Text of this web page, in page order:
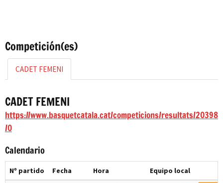
Competición(es)
CADET FEMENI
CADET FEMENI
https://www.basquetcatala.cat/competicions/resultats/20398
/0
Calendario
Nº partido Fecha Hora Equipo local